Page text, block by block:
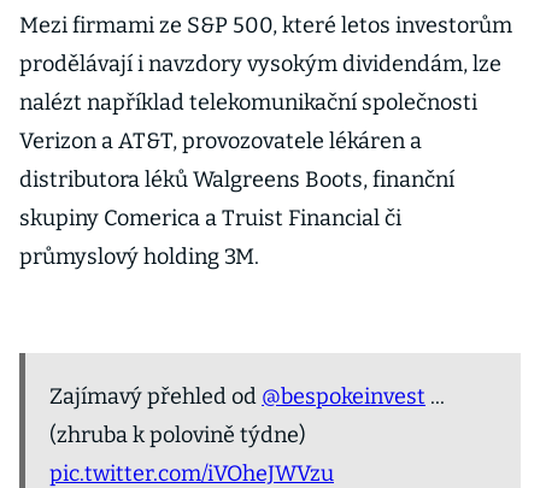
Mezi firmami ze S&P 500, které letos investorům
prodělávají i navzdory vysokým dividendám, lze
nalézt například telekomunikační společnosti
Verizon a AT&T, provozovatele lékáren a
distributora léků Walgreens Boots, finanční
skupiny Comerica a Truist Financial či
průmyslový holding 3M.
Zajímavý přehled od @bespokeinvest ...
(zhruba k polovině týdne)
pic.twitter.com/iVOheJWVzu